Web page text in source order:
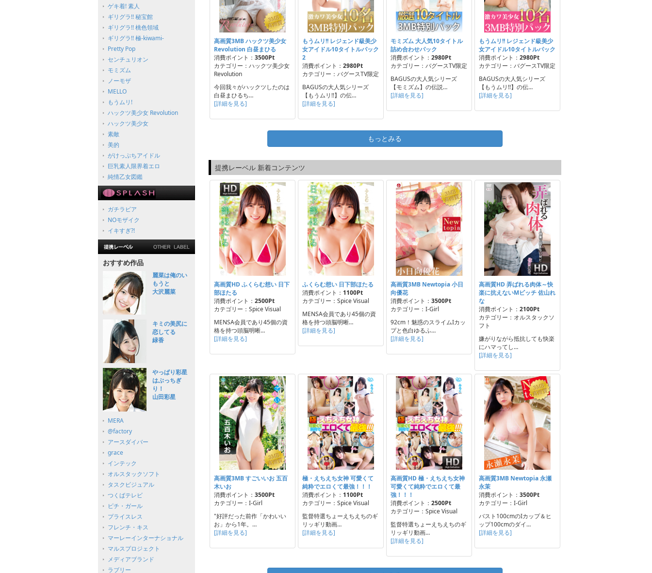
ゲキ着! 素人
ギリグラ!! 秘宝館
ギリグラ!! 桃色領域
ギリグラ!! 極-kiwami-
Pretty Pop
センチュリオン
モミズム
ノーモザ
MELLO
もうムリ!
ハックツ美少女 Revolution
ハックツ美少女
素敵
美的
がけっぷちアイドル
巨乳素人限界着エロ
純情乙女図鑑
ガチラビア
NOモザイク
イキすぎ?!
おすすめ作品
麗菜は俺のい
もうと
大沢麗菜
キミの美尻に
恋してる
緑香
やっぱり彩星
はぶっちぎ
り！
山田彩星
MERA
@factory
アースダイバー
grace
インテック
オルスタックソフト
タスクビジュアル
つくばテレビ
ピチ・ガール
プライスレス
フレンチ・キス
マーレーインターナショナル
マルスプロジェクト
メディアブランド
ラブリー
高画質3MB ハックツ美少女
Revolution 白昼まひる
消費ポイント： 3500Pt
カテゴリー：ハックツ美少女
Revolution
今回我々がハックツしたのは
白昼まひるち…
[詳細を見る]
もうムリ!! レジェンド級美少
女アイドル10タイトルパック
2
消費ポイント： 2980Pt
カテゴリー：バグースTV限定
BAGUSの大人気シリーズ
【もうムリ!!】の伝…
[詳細を見る]
モミズム 大人気10タイトル
詰め合わせパック
消費ポイント： 2980Pt
カテゴリー：バグースTV限定
BAGUSの大人気シリーズ
【モミズム】の伝説…
[詳細を見る]
もうムリ!! レジェンド級美少
女アイドル10タイトルパック
消費ポイント： 2980Pt
カテゴリー：バグースTV限定
BAGUSの大人気シリーズ
【もうムリ!!】の伝…
[詳細を見る]
もっとみる
提携レーベル 新着コンテンツ
高画質HD ふくらむ想い 日下
部ほたる
消費ポイント： 2500Pt
カテゴリー：Spice Visual
MENSA会員であり45個の資
格を持つ頭脳明晰…
[詳細を見る]
ふくらむ想い 日下部ほたる
消費ポイント： 1100Pt
カテゴリー：Spice Visual
MENSA会員であり45個の資
格を持つ頭脳明晰…
[詳細を見る]
高画質3MB Newtopia 小日
向優花
消費ポイント： 3500Pt
カテゴリー：I-Girl
92cm！魅惑のスライムIカッ
プと色白ゆるふ…
[詳細を見る]
高画質HD 弄ばれる肉体～快
楽に抗えないMビッチ 佐山れ
な
消費ポイント： 2100Pt
カテゴリー：オルスタックソ
フト
嫌がりながら抵抗しても快楽
にハマってし…
[詳細を見る]
高画質3MB すごいいお 五百
木いお
消費ポイント： 3500Pt
カテゴリー：I-Girl
"好評だった前作「かわいい
お」から1年。…
[詳細を見る]
極・えちえち女神 可愛くて
純粋でエロくて最強！！！
消費ポイント： 1100Pt
カテゴリー：Spice Visual
監督特選ちょーえちえちのギ
リッギリ動画…
[詳細を見る]
高画質HD 極・えちえち女神
可愛くて純粋でエロくて最
強！！！
消費ポイント： 2500Pt
カテゴリー：Spice Visual
監督特選ちょーえちえちのギ
リッギリ動画…
[詳細を見る]
高画質3MB Newtopia 永瀬
永茉
消費ポイント： 3500Pt
カテゴリー：I-Girl
バスト100cmのIカップ＆ヒ
ップ100cmのダイ…
[詳細を見る]